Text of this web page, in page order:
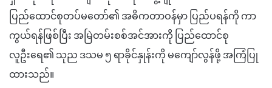
ပြည်ထောင်စုတပ်မတော်၏ အဓိကတာဝန်မှာ ပြည်ပရန်ကို ကာ
ကွယ်ရန်ဖြစ်ပြီး အမြဲတမ်းစစ်အင်အားကို ပြည်ထောင်စု
လူဦးရေ၏ သုည ဒသမ ၅ ရာခိုင်နှုန်းကို မကျော်လွန်ဖို့ အကြံပြု
ထားသည်။